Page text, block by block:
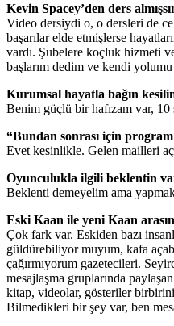
Kevin Spacey’den ders
Video dersiydi o, o dersleri de
başarılar elde etmişlerse
vardı. Şubelere koçluk hizmeti
başlarım dedim ve kendi
Kurumsal hayatla bağın
Benim güçlü bir hafızam var,
“Bundan sonrası için
Evet kesinlikle. Gelen mailleri
Oyunculukla ilgili beklentin
Beklenti demeyelim ama
Eski Kaan ile yeni Kaan
Çok fark var. Eskiden bazı
güldürebiliyor muyum, kafa
çağırmıyorum gazetecileri.
mesajlaşma gruplarında
kitap, videolar, gösteriler
Bilmedikleri bir şey var, ben